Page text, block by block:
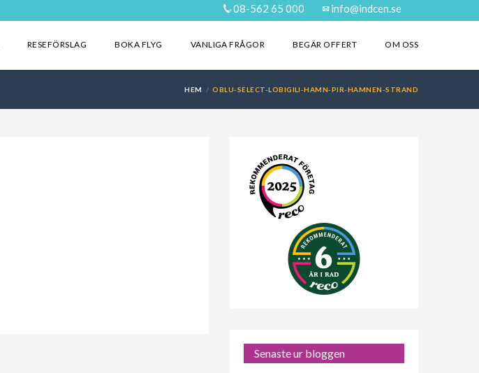
08-562 65 000 info@indcen.se
RESEFÖRSLAG BOKA FLYG VANLIGA FRÅGOR BEGÄR OFFERT OM OSS
HEM OBLU-SELECT-LOBIGILI-HAMN-PIR-HAMNEN-STRAND
Senaste ur bloggen